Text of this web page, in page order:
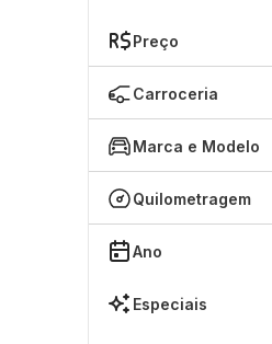
Preço
Carroceria
Marca e Modelo
Quilometragem
Ano
Especiais